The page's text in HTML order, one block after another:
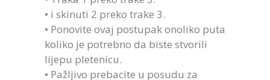
• i skinuti 2 preko trake 3.
• Ponovite ovaj postupak onoliko puta
koliko je potrebno da biste stvorili
lijepu pletenicu.
• Pažljivo prebacite u posudu za